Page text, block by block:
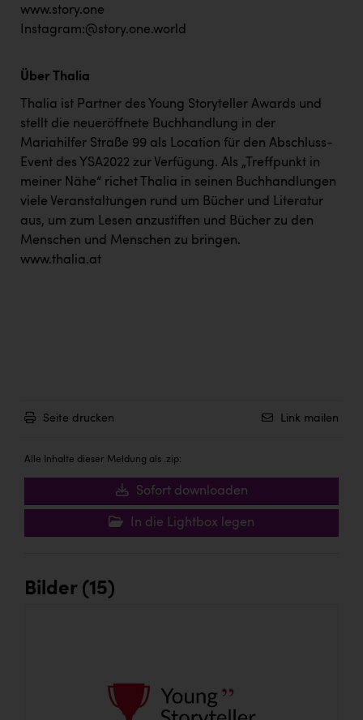
www.story.one
Instagram:@story.one.world
Über Thalia
Thalia ist Partner des Young Storyteller Awards und
stellt die neueröffnete Buchhandlung in der
Mariahilfer Straße 99 als Location für den Abschluss-
Event des YSA2022 zur Verfügung. Als „Treffpunkt in
meiner Nähe“ richet Thalia in seinen Buchhandlungen
viele Veranstaltungen rund um Bücher und Literatur
aus, um zum Lesen anzustiften und Bücher zu den
Menschen und Menschen zu bringen.
www.thalia.at
Seite drucken Link mailen
Alle Inhalte dieser Meldung als .zip:
Sofort downloaden
In die Lightbox legen
Bilder (15)